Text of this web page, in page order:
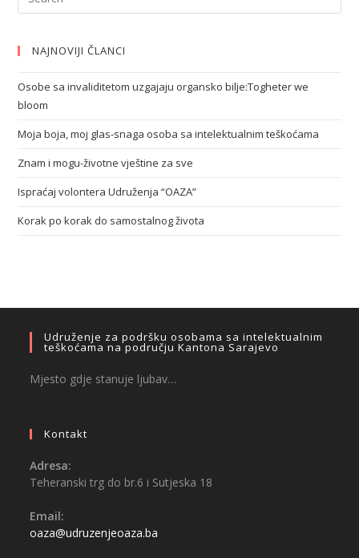
NAJNOVIJI ČLANCI
Osobe sa invaliditetom uzgajaju organsko bilje:Togheter we
bloom
Moja boja, moj glas-snaga osoba sa intelektualnim teškoćama
Znam i mogu-životne vještine za sve
Ispraćaj volontera Udruženja “OAZA”
Korak po korak do samostalnog života
Udruženje za podršku osobama sa intelektualnim
teškoćama na području Kantona Sarajevo
Mjesto gdje stanuje ljubav…
Kontakt
Adresa:
Teheranski trg do br.6 i Sutjeska 18
Email:
oaza@udruzenjeoaza.ba